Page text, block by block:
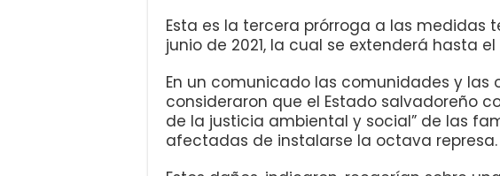
Esta es la tercera prórroga a las medidas
junio de 2021, la cual se extenderá hasta
En un comunicado las comunidades y las
consideraron que el Estado salvadoreño
de la justicia ambiental y social” de las
afectadas de instalarse la octava represa.